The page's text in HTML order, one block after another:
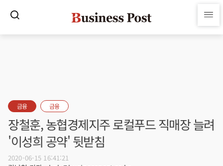
금융 금융
장철훈, 농협경제지주 로컬푸드 직매장 늘려
'이성희 공약' 뒷받침
2020-06-15 16:41:21